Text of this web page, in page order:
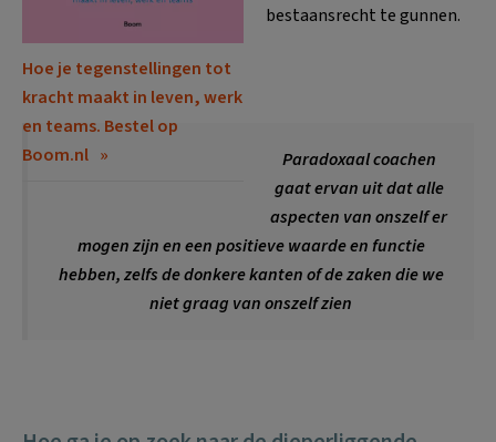
Hoe je tegenstellingen tot
kracht maakt in leven, werk
en teams. Bestel op
Boom.nl
bestaansrecht te gunnen.
Paradoxaal coachen
gaat ervan uit dat alle
aspecten van onszelf er
mogen zijn en een positieve waarde en functie
hebben, zelfs de donkere kanten of de zaken die we
niet graag van onszelf zien